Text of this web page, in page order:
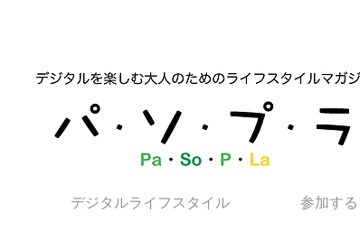
デジタルライフスタイル 参加する